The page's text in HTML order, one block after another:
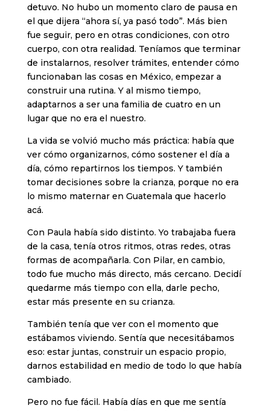
detuvo. No hubo un momento claro de pausa en
el que dijera “ahora sí, ya pasó todo”. Más bien
fue seguir, pero en otras condiciones, con otro
cuerpo, con otra realidad. Teníamos que terminar
de instalarnos, resolver trámites, entender cómo
funcionaban las cosas en México, empezar a
construir una rutina. Y al mismo tiempo,
adaptarnos a ser una familia de cuatro en un
lugar que no era el nuestro.
La vida se volvió mucho más práctica: había que
ver cómo organizarnos, cómo sostener el día a
día, cómo repartirnos los tiempos. Y también
tomar decisiones sobre la crianza, porque no era
lo mismo maternar en Guatemala que hacerlo
acá.
Con Paula había sido distinto. Yo trabajaba fuera
de la casa, tenía otros ritmos, otras redes, otras
formas de acompañarla. Con Pilar, en cambio,
todo fue mucho más directo, más cercano. Decidí
quedarme más tiempo con ella, darle pecho,
estar más presente en su crianza.
También tenía que ver con el momento que
estábamos viviendo. Sentía que necesitábamos
eso: estar juntas, construir un espacio propio,
darnos estabilidad en medio de todo lo que había
cambiado.
Pero no fue fácil. Había días en que me sentía